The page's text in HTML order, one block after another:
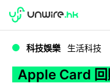
WWDC 2026
科技娛樂 生活科技
Apple Card